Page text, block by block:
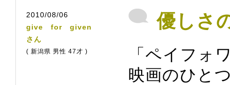
2010/08/06
give for given
さん
( 新潟県 男性 47才 )
優しさ
「ペイフォ
映画のひと